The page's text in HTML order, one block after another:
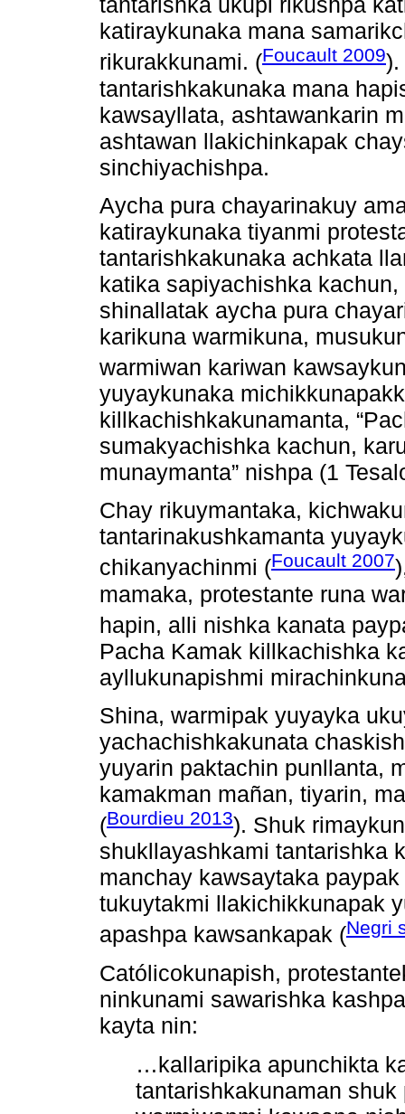
katiraykunaka mana
rikurakkunami. (Foucault 2009).
tantarishkakunaka mana
kawsayllata, ashtawankarin
ashtawan llakichinkapak
sinchiyachishpa.
Aycha pura chayarinakuy
katiraykunaka tiyanmi
tantarishkakunaka achkata
katika sapiyachishka
shinallatak aycha pura
karikuna warmikuna,
warmiwan kariwan
yuyaykunaka
killkachishkakunamanta,
sumakyachishka kachun,
munaymanta” nishpa (1
Chay rikuymantaka,
tantarinakushkamanta
chikanyachinmi (Foucault 2007
mamaka, protestante runa
hapin, alli nishka kanata
Pacha Kamak killkachishka
ayllukunapishmi
Shina, warmipak yuyayka
yachachishkakunata
yuyarin paktachin punllanta,
kamakman mañan, tiyarin,
(Bourdieu 2013). Shuk
shukllayashkami tantarishka
manchay kawsaytaka
tukuytakmi llakichikkunapak
apashpa kawsankapak (Negri
Católicokunapish,
ninkunami sawarishka
kayta nin:
…kallaripika apunchikta
tantarishkakunaman